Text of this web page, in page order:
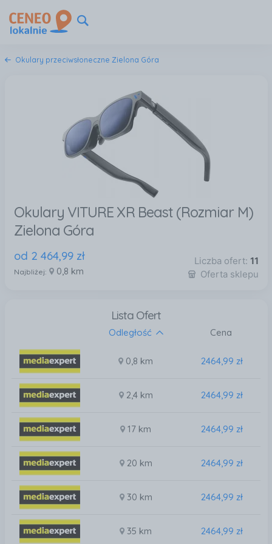
Okulary przeciwsłoneczne Zielona Góra
Okulary VITURE XR Beast (Rozmiar M)
Zielona Góra
od 2 464,99 zł
Najbliżej: 0,8 km
Liczba ofert: 11
Oferta sklepu
Lista Ofert
Odległość Cena
0,8 km 2464,99 zł
2,4 km 2464,99 zł
17 km 2464,99 zł
20 km 2464,99 zł
30 km 2464,99 zł
35 km 2464,99 zł